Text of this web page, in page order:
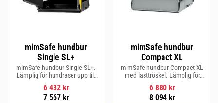
mimSafe hundbur
Single SL+
mimSafe hundbur Single SL+.
Lämplig för hundraser upp till
62 cm i mankhöjd.
6 432kr
7 567kr
mimSafe hundbur
Compact XL
mimSafe hundbur Compact XL
med lasttröskel. Lämplig för
hundraser upp till 58 cm i
mankhöjd.
6 880kr
8 094kr